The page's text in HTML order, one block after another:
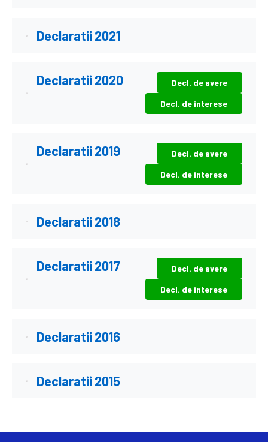
Declaratii 2021
Declaratii 2020 Decl. de avere
Decl. de interese
Declaratii 2019 Decl. de avere
Decl. de interese
Declaratii 2018
Declaratii 2017 Decl. de avere
Decl. de interese
Declaratii 2016
Declaratii 2015